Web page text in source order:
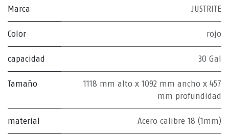
Marca JUSTRITE
Color rojo
capacidad 30 Gal
Tamaño
1118 mm alto x 1092 mm ancho x 457
mm profundidad
material Acero calibre 18 (1mm)